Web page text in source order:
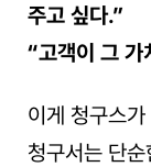
주고 싶다.”
“고객이 그 가
이게 청구스
청구서는 단